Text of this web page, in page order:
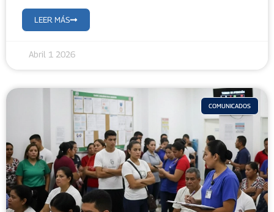
LEER MÁS
Abril 1 2026
COMUNICADOS